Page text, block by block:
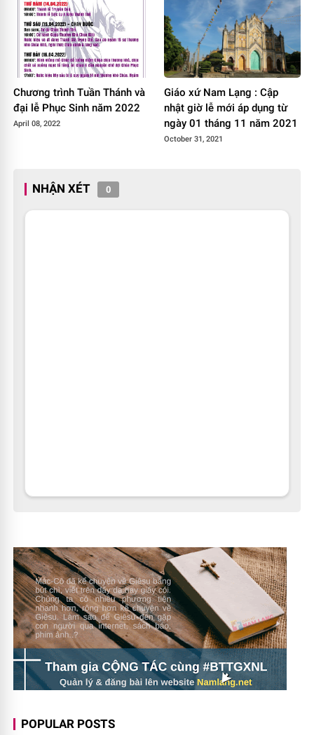
Chương trình Tuần Thánh và
đại lễ Phục Sinh năm 2022
April 08, 2022
Giáo xứ Nam Lạng : Cập
nhật giờ lễ mới áp dụng từ
ngày 01 tháng 11 năm 2021
October 31, 2021
NHẬN XÉT 0
POPULAR POSTS